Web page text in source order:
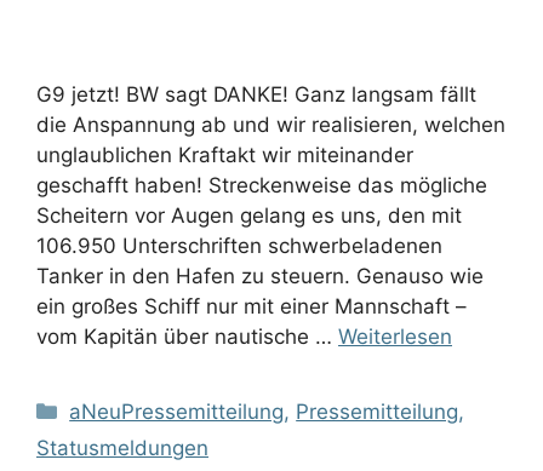
G9 jetzt! BW sagt DANKE! Ganz langsam fällt
die Anspannung ab und wir realisieren, welchen
unglaublichen Kraftakt wir miteinander
geschafft haben! Streckenweise das mögliche
Scheitern vor Augen gelang es uns, den mit
106.950 Unterschriften schwerbeladenen
Tanker in den Hafen zu steuern. Genauso wie
ein großes Schiff nur mit einer Mannschaft –
vom Kapitän über nautische … Weiterlesen
Kategorien
aNeuPressemitteilung, Pressemitteilung,
Statusmeldungen